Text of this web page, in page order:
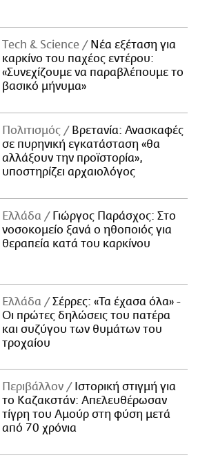
Τech & Science
Νέα εξέταση για
καρκίνο του παχέος εντέρου:
«Συνεχίζουμε να παραβλέπουμε το
βασικό μήνυμα»
Πολιτισμός
Βρετανία: Ανασκαφές
σε πυρηνική εγκατάσταση «θα
αλλάξουν την προϊστορία»,
υποστηρίζει αρχαιολόγος
Ελλάδα
Γιώργος Παράσχος: Στο
νοσοκομείο ξανά ο ηθοποιός για
θεραπεία κατά του καρκίνου
Ελλάδα
Σέρρες: «Τα έχασα όλα» -
Οι πρώτες δηλώσεις του πατέρα
και συζύγου των θυμάτων του
τροχαίου
Περιβάλλον
Ιστορική στιγμή για
το Καζακστάν: Απελευθέρωσαν
τίγρη του Αμούρ στη φύση μετά
από 70 χρόνια